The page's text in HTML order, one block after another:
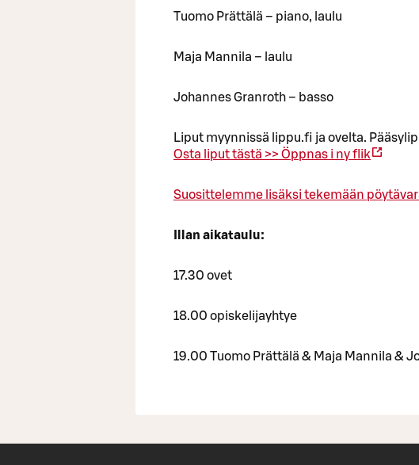
Tuomo Prättälä – piano, laulu
Maja Mannila – laulu
Johannes Granroth – basso
Liput myynnissä lippu.fi ja ovelta.
Osta liput tästä >>Öppnas i ny flik
Suosittelemme lisäksi tekemään
Illan aikataulu:
17.30 ovet
18.00 opiskelijayhtye
19.00 Tuomo Prättälä & Maja Mannila &